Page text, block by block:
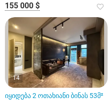
155 000 $
14
იყიდება 2 ოთახიანი ბინას 53მ²